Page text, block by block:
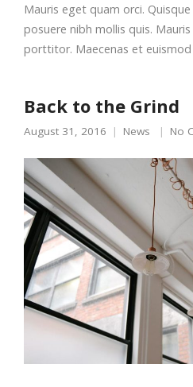
Mauris eget quam orci.
posuere nibh mollis quis.
porttitor. Maecenas et euismod
Back to the Grind
August 31, 2016 News No